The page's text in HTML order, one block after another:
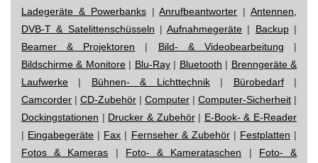
Ladegeräte & Powerbanks|Anrufbeantworter |Antennen,
DVB-T & Satelittenschüsseln |Aufnahmegeräte | Backup|
Beamer & Projektoren | Bild- & Videobearbeitung |
Bildschirme & Monitore| Blu-Ray| Bluetooth | Brenngeräte &
Laufwerke | Bühnen- & Lichttechnik| Bürobedarf|
Camcorder | CD-Zubehör | Computer | Computer-Sicherheit |
Dockingstationen | Drucker & Zubehör| E-Book- & E-Reader
| Eingabegeräte | Fax | Fernseher & Zubehör| Festplatten |
Fotos & Kameras | Foto- & Kamerataschen | Foto- &